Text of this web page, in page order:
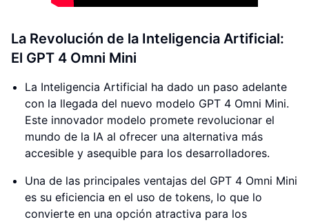
La Revolución de la Inteligencia Artificial:
El GPT 4 Omni Mini
La Inteligencia Artificial ha dado un paso adelante
con la llegada del nuevo modelo GPT 4 Omni Mini.
Este innovador modelo promete revolucionar el
mundo de la IA al ofrecer una alternativa más
accesible y asequible para los desarrolladores.
Una de las principales ventajas del GPT 4 Omni Mini
es su eficiencia en el uso de tokens, lo que lo
convierte en una opción atractiva para los